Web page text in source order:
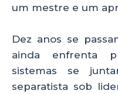
um mestre e um
Dez anos se
ainda enfrenta
sistemas se
separatista sob